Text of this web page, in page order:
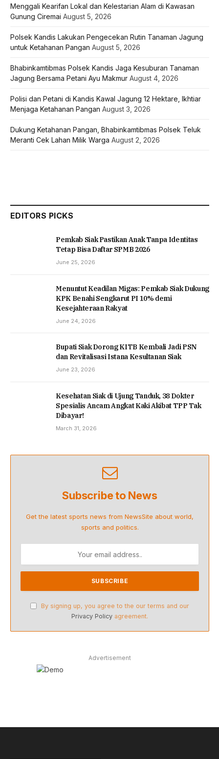
Menggali Kearifan Lokal dan Kelestarian Alam di Kawasan
Gunung Ciremai August 5, 2026
Polsek Kandis Lakukan Pengecekan Rutin Tanaman Jagung
untuk Ketahanan Pangan August 5, 2026
Bhabinkamtibmas Polsek Kandis Jaga Kesuburan Tanaman
Jagung Bersama Petani Ayu Makmur August 4, 2026
Polisi dan Petani di Kandis Kawal Jagung 12 Hektare, Ikhtiar
Menjaga Ketahanan Pangan August 3, 2026
Dukung Ketahanan Pangan, Bhabinkamtibmas Polsek Teluk
Meranti Cek Lahan Milik Warga August 2, 2026
EDITORS PICKS
Pemkab Siak Pastikan Anak Tanpa Identitas
Tetap Bisa Daftar SPMB 2026
June 25, 2026
Menuntut Keadilan Migas: Pemkab Siak Dukung
KPK Benahi Sengkarut PI 10% demi
Kesejahteraan Rakyat
June 24, 2026
Bupati Siak Dorong KITB Kembali Jadi PSN
dan Revitalisasi Istana Kesultanan Siak
June 23, 2026
Kesehatan Siak di Ujung Tanduk, 38 Dokter
Spesialis Ancam Angkat Kaki Akibat TPP Tak
Dibayar!
March 31, 2026
Subscribe to News
Get the latest sports news from NewsSite about world,
sports and politics.
By signing up, you agree to the our terms and our
Privacy Policy agreement.
Advertisement